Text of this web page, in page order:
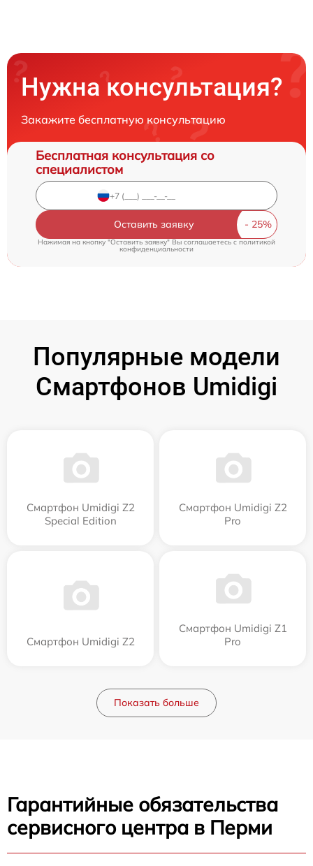
Нужна консультация?
Закажите бесплатную консультацию
Бесплатная консультация со
специалистом
Оставить заявку
Нажимая на кнопку "Оставить заявку" Вы соглашаетесь c политикой
конфиденциальности
Популярные модели
Смартфонов Umidigi
Смартфон Umidigi Z2
Special Edition
Смартфон Umidigi Z2
Pro
Смартфон Umidigi Z2
Смартфон Umidigi Z1
Pro
Показать больше
Гарантийные обязательства
сервисного центра в Перми